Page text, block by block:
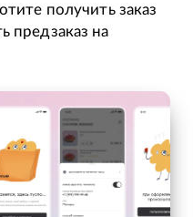
получить заказ
предзаказ на